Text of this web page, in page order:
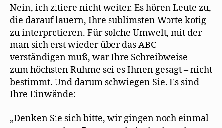
Nein, ich zitiere nicht weiter. Es hören Leute zu,
die darauf lauern, Ihre sublimsten Worte kotig
zu interpretieren. Für solche Umwelt, mit der
man sich erst wieder über das ABC
verständigen muß, war Ihre Schreibweise –
zum höchsten Ruhme sei es Ihnen gesagt – nicht
bestimmt. Und darum schwiegen Sie. Es sind
Ihre Einwände:
„Denken Sie sich bitte, wir gingen noch einmal